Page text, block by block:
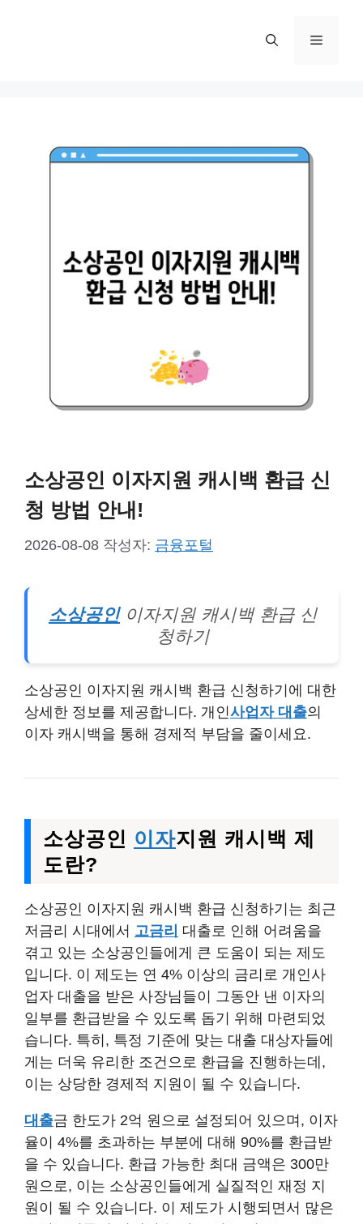
메
소상공인 이자지원 캐시백 환급 신
청 방법 안내!
2026-08-08 작성자: 금융포털
소상공인이자지원 캐시백 환급 신
청하기
소상공인 이자지원 캐시백 환급 신청하기에 대한
상세한 정보를 제공합니다. 개인사업자 대출의
이자 캐시백을 통해 경제적 부담을 줄이세요.
소상공인 이자지원 캐시백 제
도란?
소상공인 이자지원 캐시백 환급 신청하기는 최근
저금리 시대에서 고금리 대출로 인해 어려움을
겪고 있는 소상공인들에게 큰 도움이 되는 제도
입니다. 이 제도는 연 4% 이상의 금리로 개인사
업자 대출을 받은 사장님들이 그동안 낸 이자의
일부를 환급받을 수 있도록 돕기 위해 마련되었
습니다. 특히, 특정 기준에 맞는 대출 대상자들에
게는 더욱 유리한 조건으로 환급을 진행하는데,
이는 상당한 경제적 지원이 될 수 있습니다.
대출금 한도가 2억 원으로 설정되어 있으며, 이자
율이 4%를 초과하는 부분에 대해 90%를 환급받
을 수 있습니다. 환급 가능한 최대 금액은 300만
원으로, 이는 소상공인들에게 실질적인 재정 지
원이 될 수 있습니다. 이 제도가 시행되면서 많은